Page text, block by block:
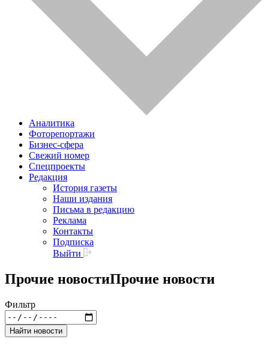
Аналитика
Фоторепортажи
Бизнес-сфера
Свежий номер
Спецпроекты
Редакция
История газеты
Наши издания
Письма в редакцию
Реклама
Контакты
Подписка
Выйти
Прочие новостиПрочие новости
Фильтр
Найти новости